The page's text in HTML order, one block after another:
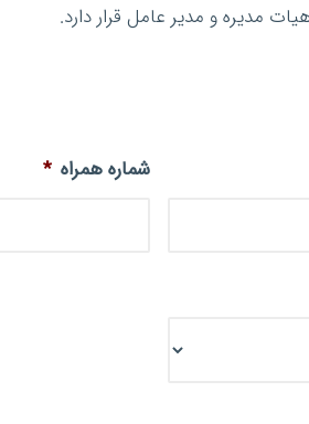
مدیره و مدیر عامل قرار دارد.
شماره همراه *